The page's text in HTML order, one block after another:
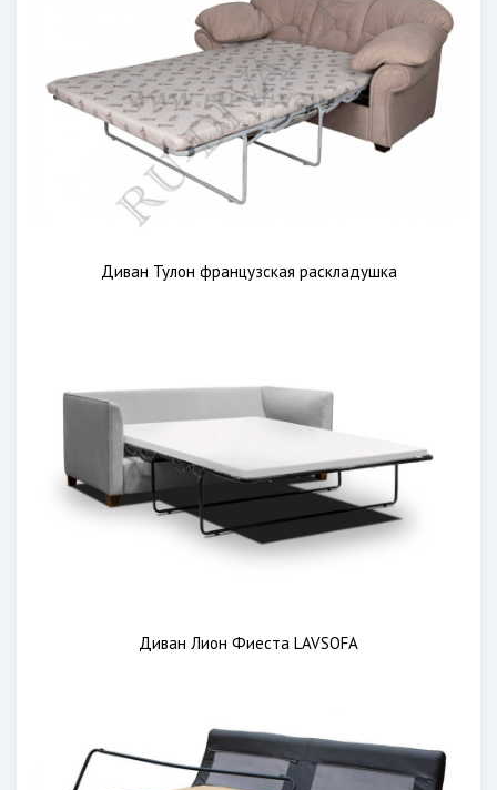
Диван Тулон французская раскладушка
Диван Лион Фиеста LAVSOFA